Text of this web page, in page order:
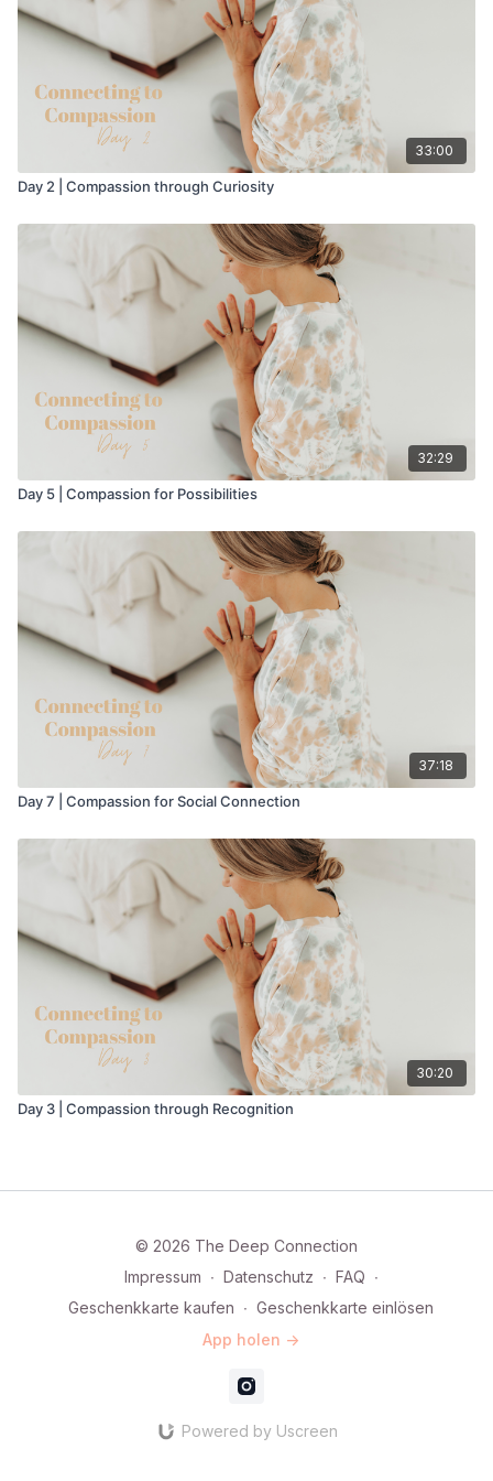
33:00
Day 2 | Compassion through Curiosity
32:29
Day 5 | Compassion for Possibilities
37:18
Day 7 | Compassion for Social Connection
30:20
Day 3 | Compassion through Recognition
© 2026 The Deep Connection
Impressum ∙ Datenschutz ∙ FAQ ∙
Geschenkkarte kaufen ∙ Geschenkkarte einlösen
App holen ->
Powered by Uscreen